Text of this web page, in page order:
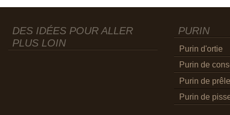
DES IDÉES POUR ALLER
PLUS LOIN
PURIN
Purin d'ortie
Purin de
Purin de prêle
Purin de